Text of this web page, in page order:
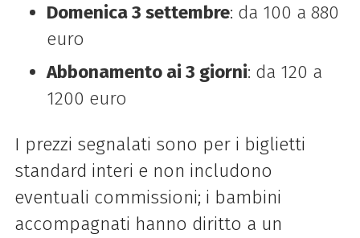
Domenica 3 settembre: da 100 a 880
euro
Abbonamento ai 3 giorni: da 120 a
1200 euro
I prezzi segnalati sono per i biglietti
standard interi e non includono
eventuali commissioni; i bambini
accompagnati hanno diritto a un